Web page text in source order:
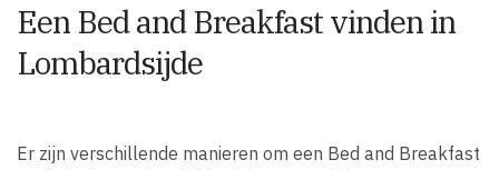
Een Bed and Breakfast vinden in
Lombardsijde
Er zijn verschillende manieren om een Bed and Breakfast